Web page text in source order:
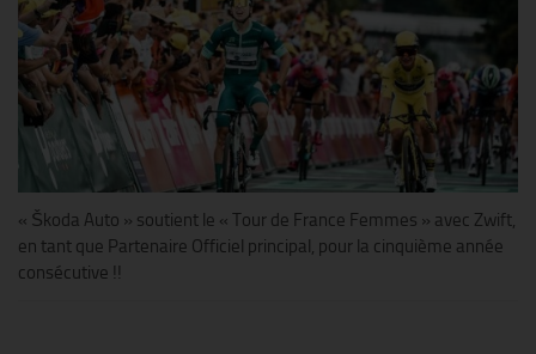
« Škoda Auto » soutient le « Tour de France Femmes » avec Zwift,
en tant que Partenaire Officiel principal, pour la cinquième année
consécutive !!